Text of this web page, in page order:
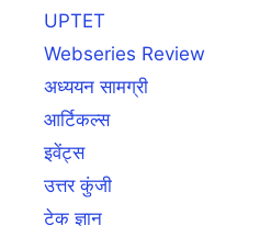
UPTET
Webseries Review
अध्ययन सामग्री
आर्टिकल्स
इवेंट्स
उत्तर कुंजी
टेक ज्ञान